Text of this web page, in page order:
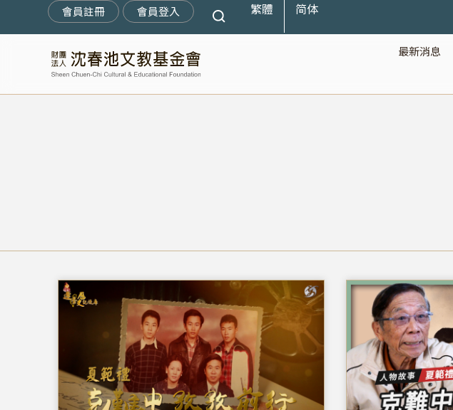
會員註冊 會員登入 繁體 简体
最新消息